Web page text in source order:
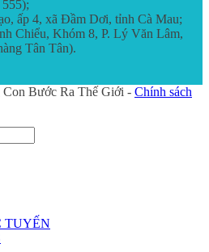
ấp 4, xã Đầm Dơi, tỉnh Cà Mau;
Chiểu, Khóm 8, P. Lý Văn Lâm,
Tân Tân).
Con Bước Ra Thế Giới - Chính sách
TUYẾN